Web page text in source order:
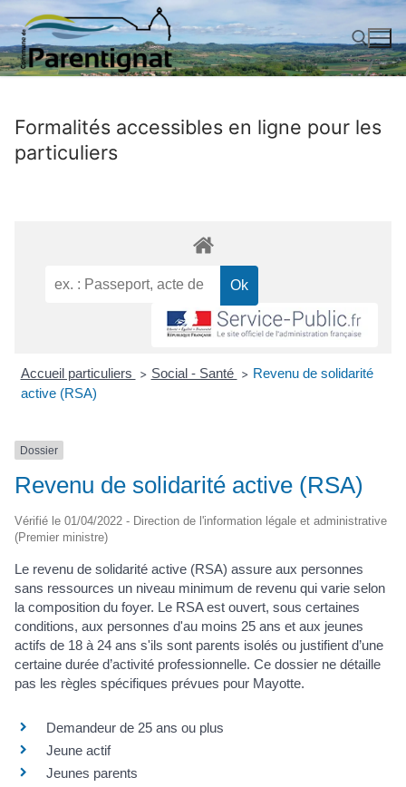
Aller
contenu
Formalités accessibles en ligne pour les
particuliers
Accueil particuliers > Social - Santé > Revenu de solidarité
active (RSA)
Dossier
Revenu de solidarité active (RSA)
Vérifié le 01/04/2022 - Direction de l'information légale et administrative
(Premier ministre)
Le revenu de solidarité active (RSA) assure aux personnes
sans ressources un niveau minimum de revenu qui varie selon
la composition du foyer. Le RSA est ouvert, sous certaines
conditions, aux personnes d'au moins 25 ans et aux jeunes
actifs de 18 à 24 ans s'ils sont parents isolés ou justifient d’une
certaine durée d’activité professionnelle. Ce dossier ne détaille
pas les règles spécifiques prévues pour Mayotte.
Demandeur de 25 ans ou plus
Jeune actif
Jeunes parents